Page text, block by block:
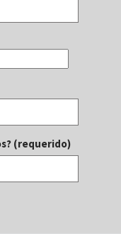
(requerido)